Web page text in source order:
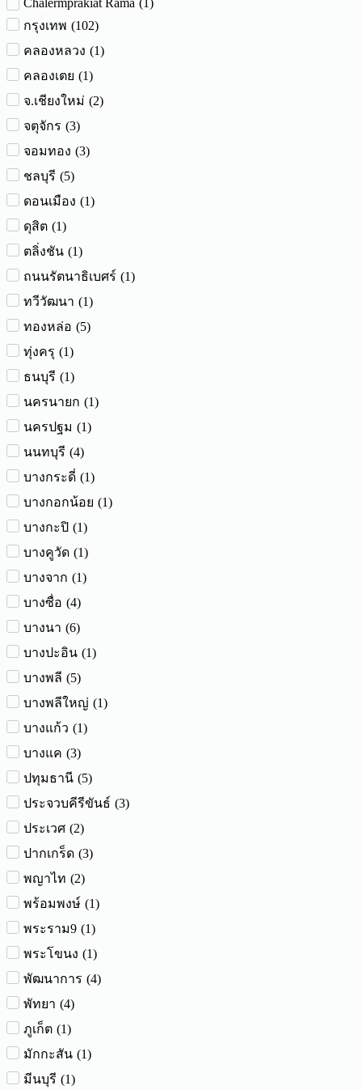
กรุงเทพ (102)
คลองหลวง (1)
คลองเตย (1)
จ.เชียงใหม่ (2)
จตุจักร (3)
จอมทอง (3)
ชลบุรี (5)
ดอนเมือง (1)
ดุสิต (1)
ตลิ่งชัน (1)
ถนนรัตนาธิเบศร์ (1)
ทวีวัฒนา (1)
ทองหล่อ (5)
ทุ่งครุ (1)
ธนบุรี (1)
นครนายก (1)
นครปฐม (1)
นนทบุรี (4)
บางกระดี่ (1)
บางกอกน้อย (1)
บางกะปิ (1)
บางคูวัด (1)
บางจาก (1)
บางซื่อ (4)
บางนา (6)
บางปะอิน (1)
บางพลี (5)
บางพลีใหญ่ (1)
บางแก้ว (1)
บางแค (3)
ปทุมธานี (5)
ประจวบคีรีขันธ์ (3)
ประเวศ (2)
ปากเกร็ด (3)
พญาไท (2)
พร้อมพงษ์ (1)
พระราม9 (1)
พระโขนง (1)
พัฒนาการ (4)
พัทยา (4)
ภูเก็ต (1)
มักกะสัน (1)
มีนบุรี (1)